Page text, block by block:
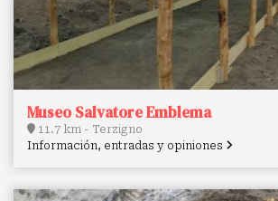
Museo Salvatore Emblema
11.7 km - Terzigno
Información, entradas y opiniones